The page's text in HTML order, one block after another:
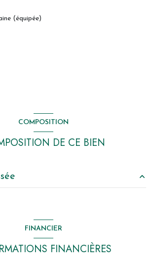
(équipée)
COMPOSITION
DE CE BIEN
FINANCIER
FINANCIÈRES